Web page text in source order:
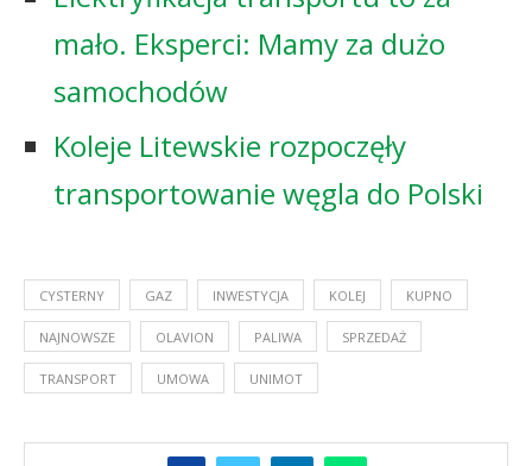
mało. Eksperci: Mamy za dużo
samochodów
Koleje Litewskie rozpoczęły
transportowanie węgla do Polski
CYSTERNY GAZ INWESTYCJA KOLEJ KUPNO
NAJNOWSZE OLAVION PALIWA SPRZEDAŻ
TRANSPORT UMOWA UNIMOT